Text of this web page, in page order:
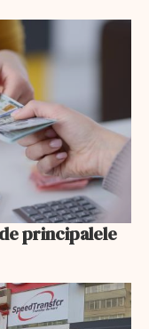
principalele